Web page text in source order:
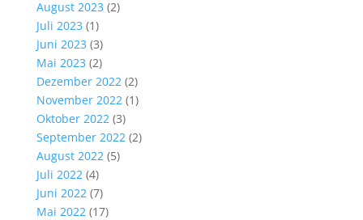
August 2023 (2)
Juli 2023 (1)
Juni 2023 (3)
Mai 2023 (2)
Dezember 2022 (2)
November 2022 (1)
Oktober 2022 (3)
September 2022 (2)
August 2022 (5)
Juli 2022 (4)
Juni 2022 (7)
Mai 2022 (17)